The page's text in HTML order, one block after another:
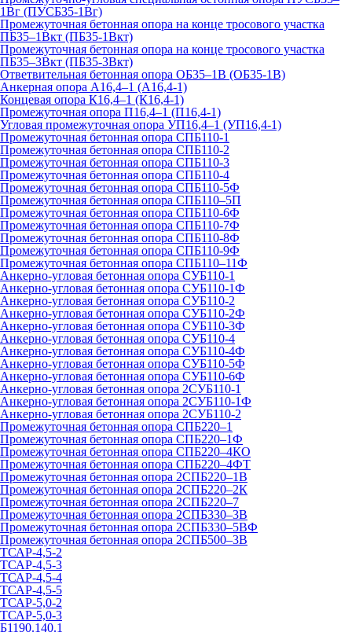
1Вг (ПУСБ35-1Вг)
Промежуточная бетонная опора на конце тросового участка
ПБ35–1Вкт (ПБ35-1Вкт)
Промежуточная бетонная опора на конце тросового участка
ПБ35–3Вкт (ПБ35-3Вкт)
Ответвительная бетонная опора ОБ35–1В (ОБ35-1В)
Анкерная опора А16,4–1 (А16,4-1)
Концевая опора К16,4–1 (К16,4-1)
Промежуточная опора П16,4–1 (П16,4-1)
Угловая промежуточная опора УП16,4–1 (УП16,4-1)
Промежуточная бетонная опора СПБ110-1
Промежуточная бетонная опора СПБ110-2
Промежуточная бетонная опора СПБ110-3
Промежуточная бетонная опора СПБ110-4
Промежуточная бетонная опора СПБ110-5Ф
Промежуточная бетонная опора СПБ110–5П
Промежуточная бетонная опора СПБ110-6Ф
Промежуточная бетонная опора СПБ110-7Ф
Промежуточная бетонная опора СПБ110-8Ф
Промежуточная бетонная опора СПБ110-9Ф
Промежуточная бетонная опора СПБ110–11Ф
Анкерно-угловая бетонная опора СУБ110-1
Анкерно-угловая бетонная опора СУБ110-1Ф
Анкерно-угловая бетонная опора СУБ110-2
Анкерно-угловая бетонная опора СУБ110-2Ф
Анкерно-угловая бетонная опора СУБ110-3Ф
Анкерно-угловая бетонная опора СУБ110-4
Анкерно-угловая бетонная опора СУБ110-4Ф
Анкерно-угловая бетонная опора СУБ110-5Ф
Анкерно-угловая бетонная опора СУБ110-6Ф
Анкерно-угловая бетонная опора 2СУБ110-1
Анкерно-угловая бетонная опора 2СУБ110-1Ф
Анкерно-угловая бетонная опора 2СУБ110-2
Промежуточная бетонная опора СПБ220–1
Промежуточная бетонная опора СПБ220–1Ф
Промежуточная бетонная опора СПБ220–4КО
Промежуточная бетонная опора СПБ220–4ФТ
Промежуточная бетонная опора 2СПБ220–1В
Промежуточная бетонная опора 2СПБ220–2К
Промежуточная бетонная опора 2СПБ220–7
Промежуточная бетонная опора 2СПБ330–3В
Промежуточная бетонная опора 2СПБ330–5ВФ
Промежуточная бетонная опора 2СПБ500–3В
ТСАР-4,5-2
ТСАР-4,5-3
ТСАР-4,5-4
ТСАР-4,5-5
ТСАР-5,0-2
ТСАР-5,0-3
Б1190.140.1